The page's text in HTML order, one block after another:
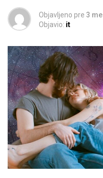
Objavljeno pre 3
Objavio: it